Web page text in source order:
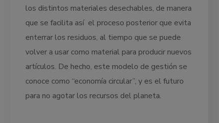
los distintos materiales desechables, de manera
que se facilita así el proceso posterior que evita
enterrar los residuos, al tiempo que se puede
volver a usar como material para producir nuevos
artículos. De hecho, este modelo de gestión se
conoce como “economía circular”, y es el futuro
para no agotar los recursos del planeta.